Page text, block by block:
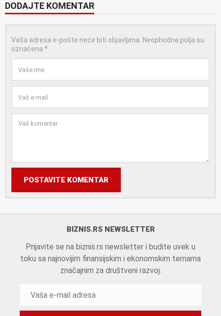
DODAJTE KOMENTAR
Vaša adresa e-pošte neće biti objavljena. Neophodna polja su
označena *
POSTAVITE KOMENTAR
BIZNIS.RS NEWSLETTER
Prijavite se na biznis.rs newsletter i budite uvek u
toku sa najnovijim finansijskim i ekonomskim temama
značajnim za društveni razvoj.